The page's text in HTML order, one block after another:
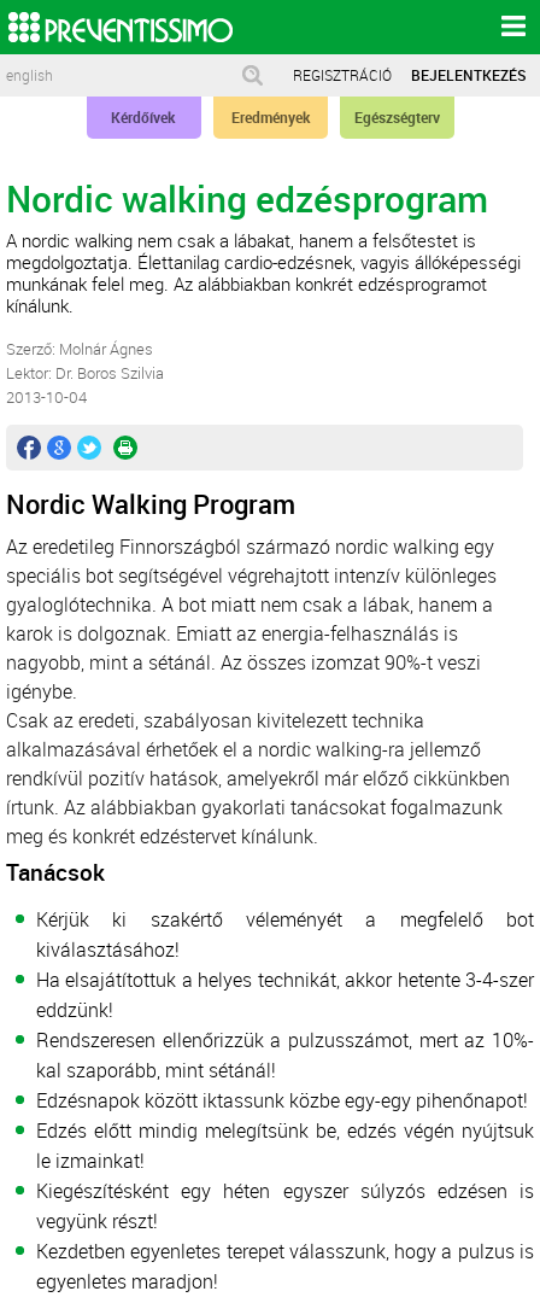
english REGISZTRÁCIÓ BEJELENTKEZÉS
Kérdőívek Eredmények Egészségterv
Nordic walking edzésprogram
A nordic walking nem csak a lábakat, hanem a felsőtestet is
megdolgoztatja. Élettanilag cardio-edzésnek, vagyis állóképességi
munkának felel meg. Az alábbiakban konkrét edzésprogramot
kínálunk.
Szerző: Molnár Ágnes
Lektor: Dr. Boros Szilvia
2013-10-04
Nordic Walking Program
Az eredetileg Finnországból származó nordic walking egy
speciális bot segítségével végrehajtott intenzív különleges
gyaloglótechnika. A bot miatt nem csak a lábak, hanem a
karok is dolgoznak. Emiatt az energia-felhasználás is
nagyobb, mint a sétánál. Az összes izomzat 90%-t veszi
igénybe.
Csak az eredeti, szabályosan kivitelezett technika
alkalmazásával érhetőek el a nordic walking-ra jellemző
rendkívül pozitív hatások, amelyekről már előző cikkünkben
írtunk. Az alábbiakban gyakorlati tanácsokat fogalmazunk
meg és konkrét edzéstervet kínálunk.
Tanácsok
Kérjük ki szakértő véleményét a megfelelő bot
kiválasztásához!
Ha elsajátítottuk a helyes technikát, akkor hetente 3-4-szer
eddzünk!
Rendszeresen ellenőrizzük a pulzusszámot, mert az 10%-
kal szaporább, mint sétánál!
Edzésnapok között iktassunk közbe egy-egy pihenőnapot!
Edzés előtt mindig melegítsünk be, edzés végén nyújtsuk
le izmainkat!
Kiegészítésként egy héten egyszer súlyzós edzésen is
vegyünk részt!
Kezdetben egyenletes terepet válasszunk, hogy a pulzus is
egyenletes maradjon!